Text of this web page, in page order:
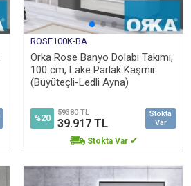
ROSE100K-BA
Orka Rose Banyo Dolabı Takımı,
100 cm, Lake Parlak Kaşmir
(Büyüteçli-Ledli Ayna)
%20
Stokta
Var
59380 TL
39.917 TL
Stokta Var ✔